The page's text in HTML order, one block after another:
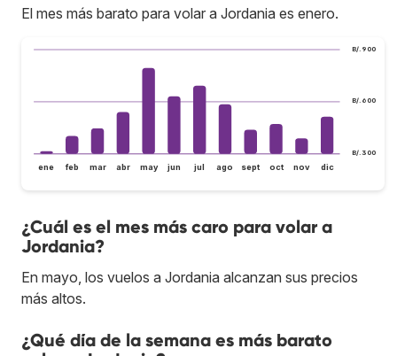
El mes más barato para volar a Jordania es enero.
B/.300
B/.600
B/.900
ene feb mar abr may jun jul ago sept oct nov dic
¿Cuál es el mes más caro para volar a
Jordania?
En mayo, los vuelos a Jordania alcanzan sus precios
más altos.
¿Qué día de la semana es más barato